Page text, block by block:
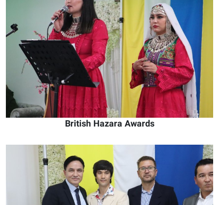
British Hazara Awards